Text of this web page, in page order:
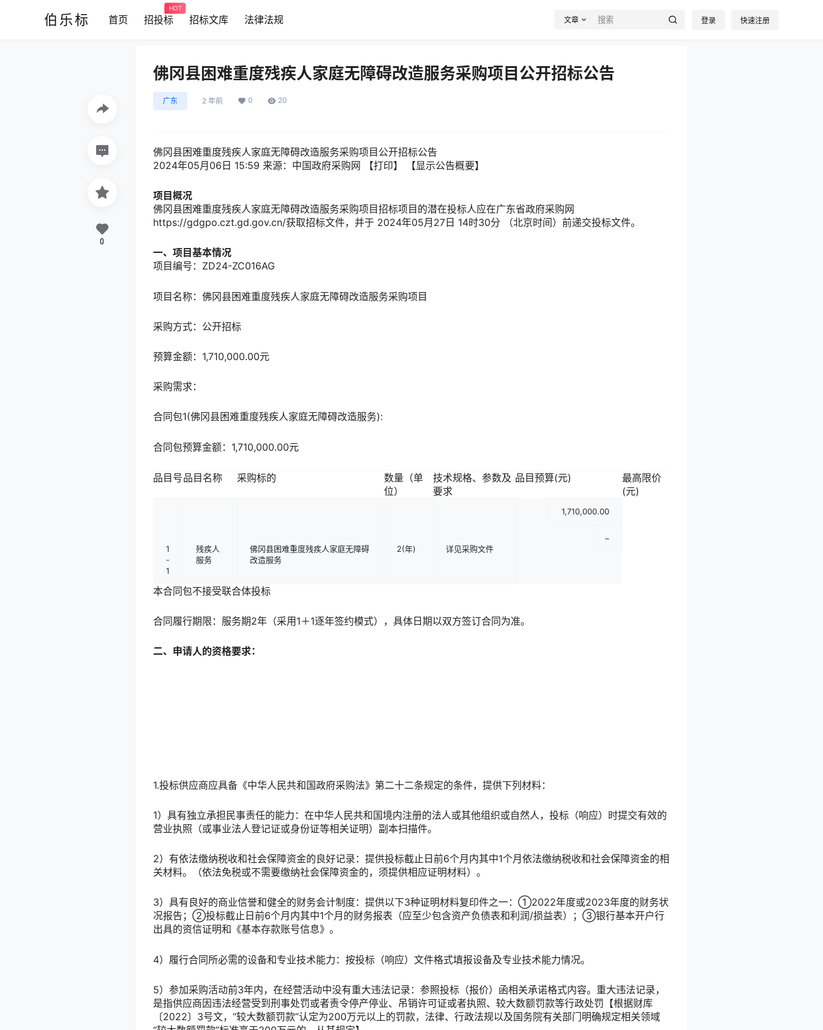
伯乐标 首页 招投标
HOT
招标文库 法律法规 文章 登录 快速注册
佛冈县困难重度残疾人家庭无障碍改造服务采购项目公开招标公告
广东 2 年前 0 20
佛冈县困难重度残疾人家庭无障碍改造服务采购项目公开招标公告
2024年05月06日 15:59 来源： 中国政府采购网 【打印】 【显示公告概要】
项目概况
佛冈县困难重度残疾人家庭无障碍改造服务采购项目招标项目的潜在投标人应在广东省政府采购网
https://gdgpo.czt.gd.gov.cn/获取招标文件，并于 2024年05月27日 14时30分 （北京时间）前递交投标文件。
一、项目基本情况
项目编号：ZD24-ZC016AG
项目名称：佛冈县困难重度残疾人家庭无障碍改造服务采购项目
采购方式：公开招标
预算金额：1,710,000.00元
采购需求：
合同包1(佛冈县困难重度残疾人家庭无障碍改造服务):
合同包预算金额： 1,710,000.00元
品目号品目名称 采购标的
数量（单
位）
技术规格、参数及
要求
品目预算(元)
最高限价
(元)
1
-
1
残疾人
服务
佛冈县困难重度残疾人家庭无障碍
改造服务
2(年) 详见采购文件
1,710,000.00
–
本合同包不接受联合体投标
合同履行期限： 服务期2年（采用1＋1逐年签约模式），具体日期以双方签订合同为准。
二、申请人的资格要求：
1.投标供应商应具备《中华人民共和国政府采购法》第二十二条规定的条件，提供下列材料：
1）具有独立承担民事责任的能力：在中华人民共和国境内注册的法人或其他组织或自然人，投标（响应）时提交有效的
营业执照（或事业法人登记证或身份证等相关证明）副本扫描件。
2）有依法缴纳税收和社会保障资金的良好记录：提供投标截止日前6个月内其中1个月依法缴纳税收和社会保障资金的相
关材料。（依法免税或不需要缴纳社会保障资金的，须提供相应证明材料）。
3）具有良好的商业信誉和健全的财务会计制度：提供以下3种证明材料复印件之一：①2022年度或2023年度的财务状
况报告；②投标截止日前6个月内其中1个月的财务报表（应至少包含资产负债表和利润/损益表）；③银行基本开户行
出具的资信证明和《基本存款账号信息》。
4）履行合同所必需的设备和专业技术能力：按投标（响应）文件格式填报设备及专业技术能力情况。
5）参加采购活动前3年内，在经营活动中没有重大违法记录：参照投标（报价）函相关承诺格式内容。重大违法记录，
是指供应商因违法经营受到刑事处罚或者责令停产停业、吊销许可证或者执照、较大数额罚款等行政处罚【根据财库
〔2022〕3号文，“较大数额罚款”认定为200万元以上的罚款，法律、行政法规以及国务院有关部门明确规定相关领域
0